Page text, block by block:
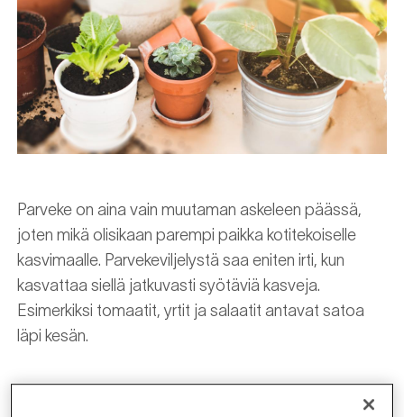
Parveke on aina vain muutaman askeleen päässä,
joten mikä olisikaan parempi paikka kotitekoiselle
kasvimaalle. Parvekeviljelystä saa eniten irti, kun
kasvattaa siellä jatkuvasti syötäviä kasveja.
Esimerkiksi tomaatit, yrtit ja salaatit antavat satoa
läpi kesän.